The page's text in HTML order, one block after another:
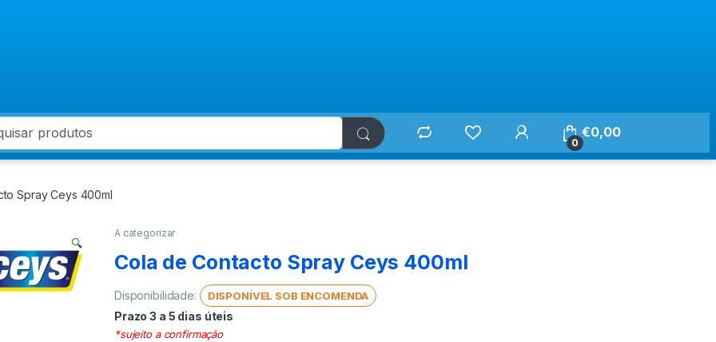
for:
0
€0,00
Spray Ceys 400ml
🔍
A categorizar
Cola de Contacto Spray Ceys 400ml
Disponibilidade: DISPONÍVEL SOB ENCOMENDA
Prazo 3 a 5 dias úteis
*sujeito a confirmação